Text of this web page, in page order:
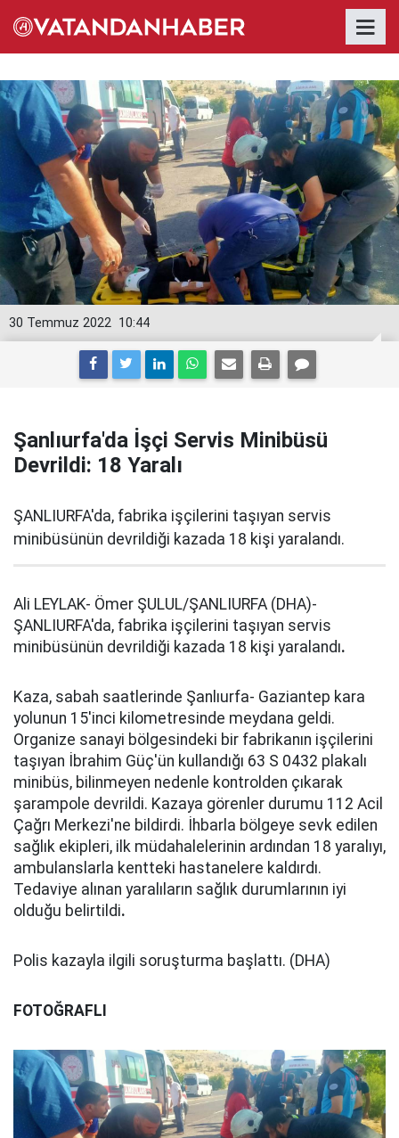
10:44
30 Temmuz 2022
Şanlıurfa'da İşçi Servis Minibüsü
Devrildi: 18 Yaralı
ŞANLIURFA'da, fabrika işçilerini taşıyan servis
minibüsünün devrildiği kazada 18 kişi yaralandı.
Ali LEYLAK- Ömer ŞULUL/ŞANLIURFA (DHA)-
ŞANLIURFA'da, fabrika işçilerini taşıyan servis
minibüsünün devrildiği kazada 18 kişi yaralandı.
Kaza, sabah saatlerinde Şanlıurfa- Gaziantep kara
yolunun 15'inci kilometresinde meydana geldi.
Organize sanayi bölgesindeki bir fabrikanın işçilerini
taşıyan İbrahim Güç'ün kullandığı 63 S 0432 plakalı
minibüs, bilinmeyen nedenle kontrolden çıkarak
şarampole devrildi. Kazaya görenler durumu 112 Acil
Çağrı Merkezi'ne bildirdi. İhbarla bölgeye sevk edilen
sağlık ekipleri, ilk müdahalelerinin ardından 18 yaralıyı,
ambulanslarla kentteki hastanelere kaldırdı.
Tedaviye alınan yaralıların sağlık durumlarının iyi
olduğu belirtildi.
Polis kazayla ilgili soruşturma başlattı. (DHA)
FOTOĞRAFLI